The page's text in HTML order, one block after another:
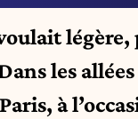
légère,
les allées
à